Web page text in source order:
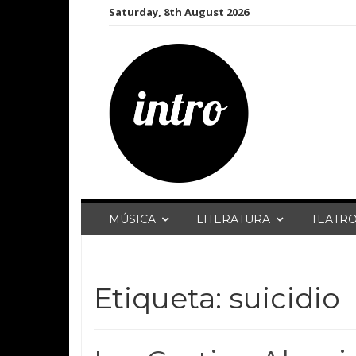
Saturday, 8th August 2026
MÚSICA LITERATURA TEATRO
Etiqueta: suicidio